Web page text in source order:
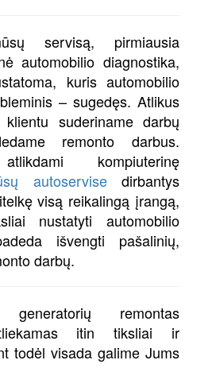
servisą, pirmiausia
automobilio diagnostika,
kuris automobilio
– sugedęs. Atlikus
suderiname darbų
remonto darbus.
kompiuterinę
autoservisedirbantys
visą reikalingą įrangą,
nustatyti automobilio
išvengti pašalinių,
darbų.
generatorių remontas
itin tiksliai ir
todėl visada galime Jums